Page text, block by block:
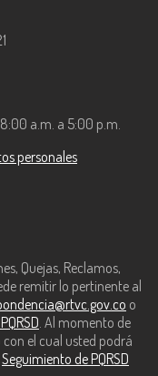
a.m. a 5:00 p.m.
personales
Quejas, Reclamos,
remitir lo pertinente al
o
. Al momento de
el cual usted podrá
Seguimiento de PQRSD